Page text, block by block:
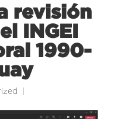
revisión
INGEI
1990-